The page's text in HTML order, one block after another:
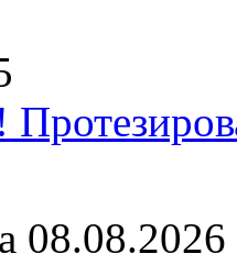
08.08.2026